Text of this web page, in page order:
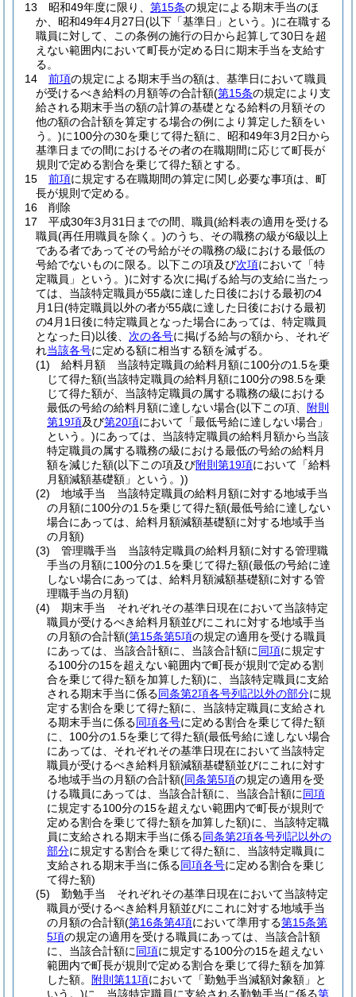
13
昭和49年度に限り、 第15条の規定による期末手当のほ
か、昭和49年4月27日(以下「基準日」という。)に在職する
職員に対して、この条例の施行の日から起算して30日を超
えない範囲内において町長が定める日に期末手当を支給す
る。
14
前項の規定による期末手当の額は、基準日において職員
が受けるべき給料の月額等の合計額(第15条の規定により支
給される期末手当の額の計算の基礎となる給料の月額その
他の額の合計額を算定する場合の例により算定した額をい
う。)に100分の30を乗じて得た額に、昭和49年3月2日から
基準日までの間におけるその者の在職期間に応じて町長が
規則で定める割合を乗じて得た額とする。
15
前項に規定する在職期間の算定に関し必要な事項は、町
長が規則で定める。
16
削除
17
平成30年3月31日までの間、職員(給料表の適用を受ける
職員(再任用職員を除く。)のうち、その職務の級が6級以上
である者であってその号給がその職務の級における最低の
号給でないものに限る。以下この項及び次項において「特
定職員」という。)に対する次に掲げる給与の支給に当たっ
ては、当該特定職員が55歳に達した日後における最初の4
月1日(特定職員以外の者が55歳に達した日後における最初
の4月1日後に特定職員となった場合にあっては、特定職員
となった日)以後、 次の各号に掲げる給与の額から、それぞ
れ当該各号に定める額に相当する額を減ずる。
(1)
給料月額 当該特定職員の給料月額に100分の1.5を乗
じて得た額(当該特定職員の給料月額に100分の98.5を乗
じて得た額が、当該特定職員の属する職務の級における
最低の号給の給料月額に達しない場合(以下この項、
附則
第19項及び第20項において「最低号給に達しない場合」
という。)にあっては、当該特定職員の給料月額から当該
特定職員の属する職務の級における最低の号給の給料月
額を減じた額(以下この項及び附則第19項において「給料
月額減額基礎額」という。))
(2)
地域手当 当該特定職員の給料月額に対する地域手当
の月額に100分の1.5を乗じて得た額(最低号給に達しない
場合にあっては、給料月額減額基礎額に対する地域手当
の月額)
(3)
管理職手当 当該特定職員の給料月額に対する管理職
手当の月額に100分の1.5を乗じて得た額(最低の号給に達
しない場合にあっては、給料月額減額基礎額に対する管
理職手当の月額)
(4)
期末手当 それぞれその基準日現在において当該特定
職員が受けるべき給料月額並びにこれに対する地域手当
の月額の合計額(第15条第5項の規定の適用を受ける職員
にあっては、当該合計額に、当該合計額に同項に規定す
る100分の15を超えない範囲内で町長が規則で定める割
合を乗じて得た額を加算した額)に、当該特定職員に支給
される期末手当に係る同条第2項各号列記以外の部分に規
定する割合を乗じて得た額に、当該特定職員に支給され
る期末手当に係る同項各号に定める割合を乗じて得た額
に、100分の1.5を乗じて得た額(最低号給に達しない場合
にあっては、それぞれその基準日現在において当該特定
職員が受けるべき給料月額減額基礎額並びにこれに対す
る地域手当の月額の合計額(同条第5項の規定の適用を受
ける職員にあっては、当該合計額に、当該合計額に同項
に規定する100分の15を超えない範囲内で町長が規則で
定める割合を乗じて得た額を加算した額)に、当該特定職
員に支給される期末手当に係る同条第2項各号列記以外の
部分に規定する割合を乗じて得た額に、当該特定職員に
支給される期末手当に係る同項各号に定める割合を乗じ
て得た額)
(5)
勤勉手当 それぞれその基準日現在において当該特定
職員が受けるべき給料月額並びにこれに対する地域手当
の月額の合計額(第16条第4項において準用する第15条第
5項の規定の適用を受ける職員にあっては、当該合計額
に、当該合計額に同項に規定する100分の15を超えない
範囲内で町長が規則で定める割合を乗じて得た額を加算
した額。
附則第11項において「勤勉手当減額対象額」と
いう。)に、当該特定職員に支給される勤勉手当に係る第